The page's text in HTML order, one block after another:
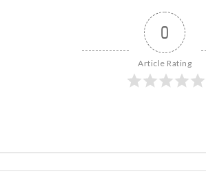
0
Article Rating